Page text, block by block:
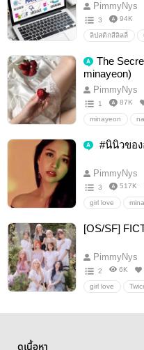
PimmyNys
3 94K
ลิปสติกสีลิลลี่
The
minayeon)
PimmyNys
1 87K
minayeon
#นินิวขอ
PimmyNys
3 517K
girl love
[OS/SF]
PimmyNys
2 6K
girl love